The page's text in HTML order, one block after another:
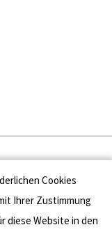
Cookies
Ihrer Zustimmung
diese Website in den